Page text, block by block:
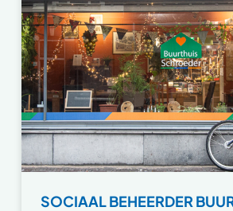
SOCIAAL BEHEERDER